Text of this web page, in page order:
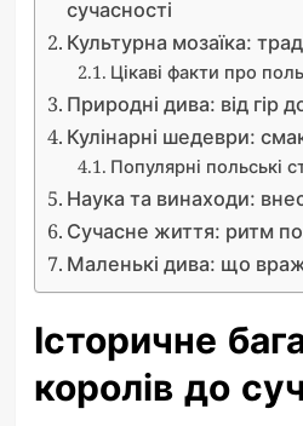
сучасності
Культурна мозаїка:
Цікаві факти про
Природні дива: від гір
Кулінарні шедеври:
Популярні польські
Наука та винаходи:
Сучасне життя: ритм
Маленькі дива: що
Історичне
королів до